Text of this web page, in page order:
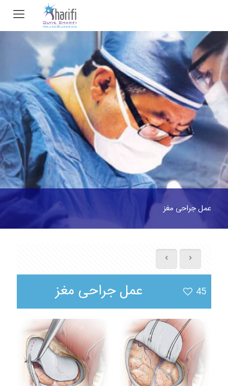
عمل جراحی مغز
45 عمل جراحی مغز